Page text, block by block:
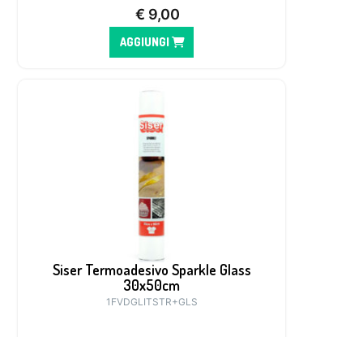
€ 9,00
AGGIUNGI
Siser Termoadesivo Sparkle Glass
30x50cm
1FVDGLITSTR+GLS